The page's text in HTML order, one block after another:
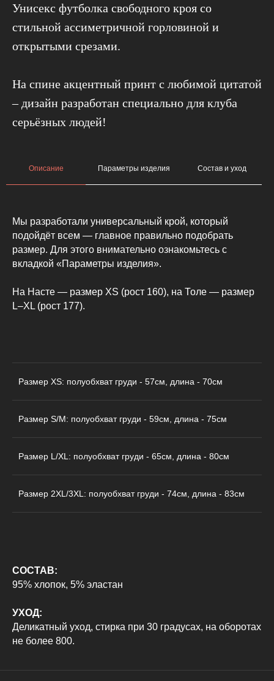
Унисекс футболка свободного кроя со
стильной ассиметричной горловиной и
открытыми срезами.
На спине акцентный принт с любимой цитатой
– дизайн разработан специально для клуба
серьёзных людей!
Описание Параметры изделия Состав и уход
Мы разработали универсальный крой, который
подойдёт всем — главное правильно подобрать
размер. Для этого внимательно ознакомьтесь с
вкладкой «Параметры изделия».
На Насте — размер XS (рост 160), на Толе — размер
L–XL (рост 177).
Размер XS: полуобхват груди - 57см, длина - 70см
Размер S/M: полуобхват груди - 59см, длина - 75см
Размер L/XL: полуобхват груди - 65см, длина - 80см
Размер 2XL/3XL: полуобхват груди - 74см, длина - 83см
СОСТАВ:
95% хлопок, 5% эластан
УХОД:
Деликатный уход, стирка при 30 градусах, на оборотах
не более 800.
Пиджаки
О бренде
Футболки
Возврат
Политика конфиденциальности
ИП Карамаева Алена Юрьевна
ИНН 560910614029 / ОГРНИП 323784700205623